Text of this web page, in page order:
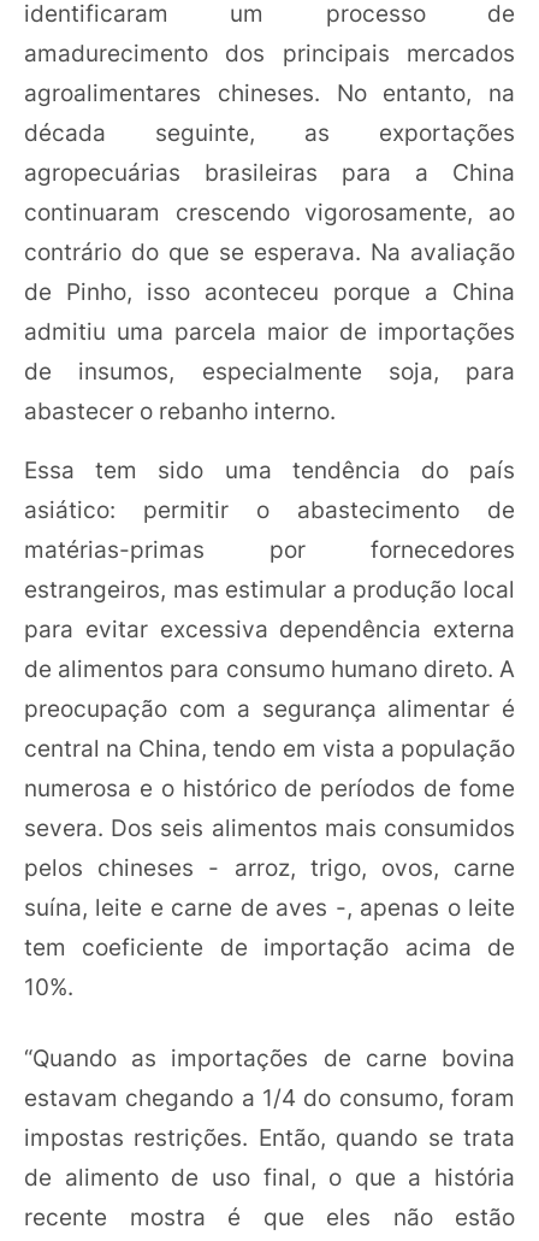
identificaram um processo de
amadurecimento dos principais mercados
agroalimentares chineses. No entanto, na
década seguinte, as exportações
agropecuárias brasileiras para a China
continuaram crescendo vigorosamente, ao
contrário do que se esperava. Na avaliação
de Pinho, isso aconteceu porque a China
admitiu uma parcela maior de importações
de insumos, especialmente soja, para
abastecer o rebanho interno.
Essa tem sido uma tendência do país
asiático: permitir o abastecimento de
matérias-primas por fornecedores
estrangeiros, mas estimular a produção local
para evitar excessiva dependência externa
de alimentos para consumo humano direto. A
preocupação com a segurança alimentar é
central na China, tendo em vista a população
numerosa e o histórico de períodos de fome
severa. Dos seis alimentos mais consumidos
pelos chineses - arroz, trigo, ovos, carne
suína, leite e carne de aves -, apenas o leite
tem coeficiente de importação acima de
10%.
“Quando as importações de carne bovina
estavam chegando a 1/4 do consumo, foram
impostas restrições. Então, quando se trata
de alimento de uso final, o que a história
recente mostra é que eles não estão